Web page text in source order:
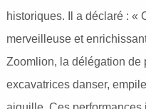
historiques. Il a déclaré : «
merveilleuse et
Zoomlion, la délégation de
excavatrices danser,